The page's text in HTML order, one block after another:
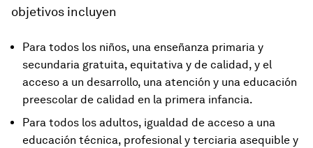
objetivos incluyen
Para todos los niños, una enseñanza primaria y
secundaria gratuita, equitativa y de calidad, y el
acceso a un desarrollo, una atención y una educación
preescolar de calidad en la primera infancia.
Para todos los adultos, igualdad de acceso a una
educación técnica, profesional y terciaria asequible y